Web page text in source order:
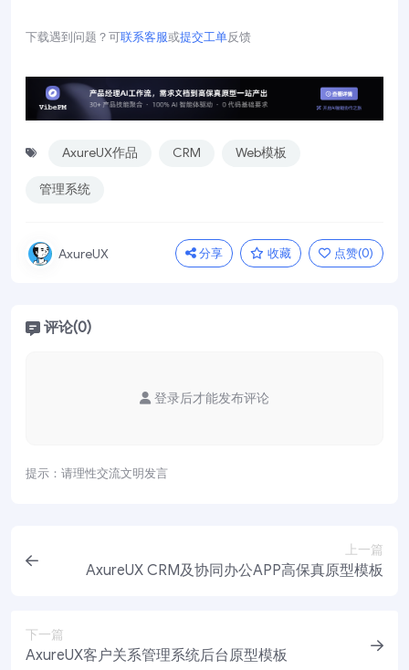
下载遇到问题？可联系客服或提交工单反馈
AxureUX作品 CRM Web模板
管理系统
AxureUX 分享 收藏 点赞(0)
评论(0)
提示：请理性交流文明发言
登录后才能发布评论
上一篇
AxureUX CRM及协同办公APP高保真原型模板
下一篇
AxureUX客户关系管理系统后台原型模板